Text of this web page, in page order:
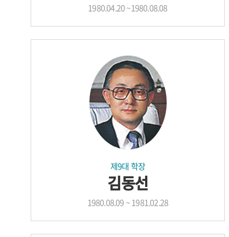
1980.04.20 ~1980.08.08
제9대 학장
김동선
1980.08.09 ~ 1981.02.28